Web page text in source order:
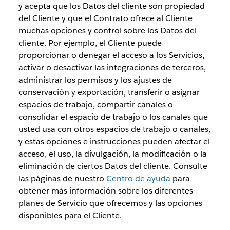
y acepta que los Datos del cliente son propiedad
del Cliente y que el Contrato ofrece al Cliente
muchas opciones y control sobre los Datos del
cliente. Por ejemplo, el Cliente puede
proporcionar o denegar el acceso a los Servicios,
activar o desactivar las integraciones de terceros,
administrar los permisos y los ajustes de
conservación y exportación, transferir o asignar
espacios de trabajo, compartir canales o
consolidar el espacio de trabajo o los canales que
usted usa con otros espacios de trabajo o canales,
y estas opciones e instrucciones pueden afectar el
acceso, el uso, la divulgación, la modificación o la
eliminación de ciertos Datos del cliente. Consulte
las páginas de nuestro Centro de ayuda para
obtener más información sobre los diferentes
planes de Servicio que ofrecemos y las opciones
disponibles para el Cliente.